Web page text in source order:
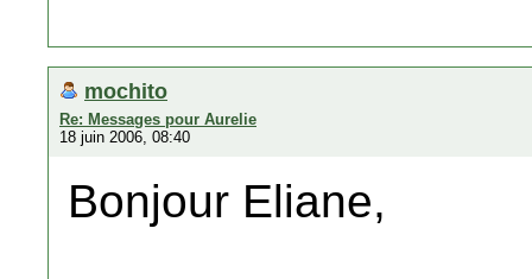
mochito
Re: Messages pour Aurelie
18 juin 2006, 08:40
Bonjour Eliane,